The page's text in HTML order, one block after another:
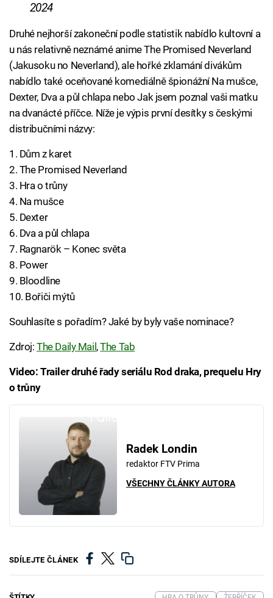
2024
Druhé nejhorší zakoneční podle statistik nabídlo kultovní a
u nás relativně neznámé anime The Promised Neverland
(Jakusoku no Neverland), ale hořké zklamání divákům
nabídlo také oceňované komediálně špionážní Na mušce,
Dexter, Dva a půl chlapa nebo Jak jsem poznal vaši matku
na dvanácté příčce. Níže je výpis první desítky s českými
distribučními názvy:
1. Dům z karet
2. The Promised Neverland
3. Hra o trůny
4. Na mušce
5. Dexter
6. Dva a půl chlapa
7. Ragnarök – Konec světa
8. Power
9. Bloodline
10. Bořiči mýtů
Souhlasíte s pořadím? Jaké by byly vaše nominace?
Zdroj:The Daily Mail,The Tab
Video: Trailer druhé řady seriálu Rod draka, prequelu Hry
o trůny
Radek Londin
redaktor FTV Prima
VŠECHNY ČLÁNKY AUTORA
SDÍLEJTE ČLÁNEK